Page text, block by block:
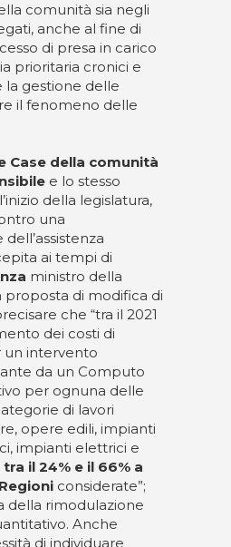
comunità sia negli
anche al fine di
di presa in carico
prioritaria cronici e
la gestione delle
il fenomeno delle
Case della comunità
e lo stesso
della legislatura,
una
ai tempi di
ministro della
proposta di modifica di
che “tra il 2021
dei costi di
un intervento
da un Computo
per ognuna delle
di lavori
opere edili, impianti
impianti elettrici e
il 24% e il 66% a
considerate”;
della rimodulazione
Anche
di individuare